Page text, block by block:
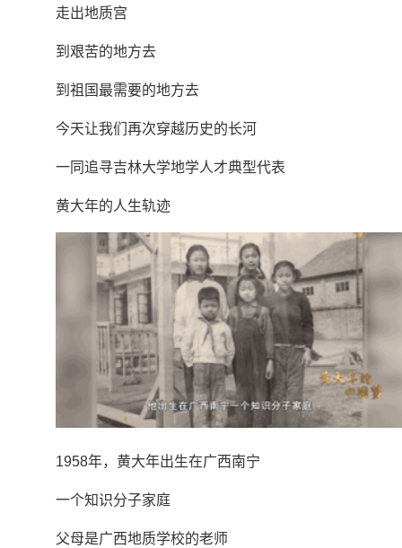
走出地质宫
到艰苦的地方去
到祖国最需要的地方去
今天让我们再次穿越历史的长河
一同追寻吉林大学地学人才典型代表
黄大年的人生轨迹
1958年，黄大年出生在广西南宁
一个知识分子家庭
父母是广西地质学校的老师